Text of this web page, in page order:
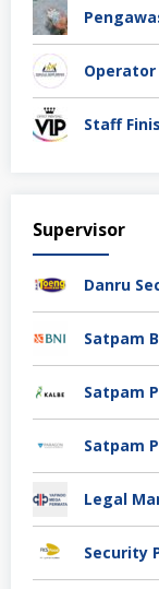
Supervisor
Danru
Satpam
Satpam